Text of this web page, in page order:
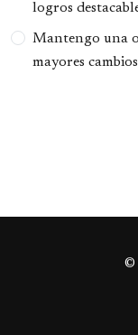
logros
Mantengo una
mayores
©